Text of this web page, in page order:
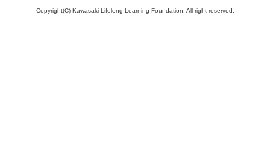
Copyright(C) Kawasaki Lifelong Learning Foundation. All right reserved.